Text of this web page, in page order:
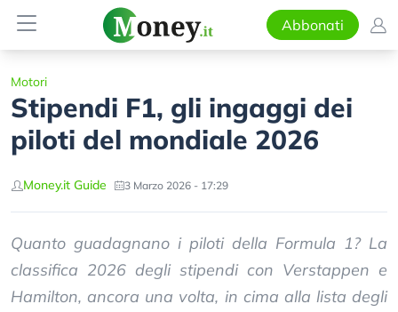
Abbonati
Motori
Stipendi F1, gli ingaggi dei
piloti del mondiale 2026
Money.it Guide 3 Marzo 2026 - 17:29
Quanto guadagnano i piloti della Formula 1? La
classifica 2026 degli stipendi con Verstappen e
Hamilton, ancora una volta, in cima alla lista degli